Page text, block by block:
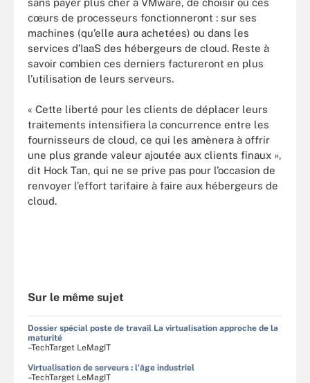
cœurs de processeurs fonctionneront : sur ses
machines (qu’elle aura achetées) ou dans les
services d’IaaS des hébergeurs de cloud. Reste à
savoir combien ces derniers factureront en plus
l’utilisation de leurs serveurs.
« Cette liberté pour les clients de déplacer leurs
traitements intensifiera la concurrence entre les
fournisseurs de cloud, ce qui les amènera à offrir
une plus grande valeur ajoutée aux clients finaux »,
dit Hock Tan, qui ne se prive pas pour l’occasion de
renvoyer l’effort tarifaire à faire aux hébergeurs de
cloud.
Sur le même sujet
Dossier spécial poste de travail La virtualisation approche de la
maturité
–TechTarget LeMagIT
Virtualisation de serveurs : l'âge industriel
–TechTarget LeMagIT